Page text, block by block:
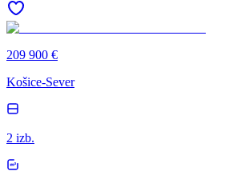
209 900 €
Košice-Sever
2 izb.